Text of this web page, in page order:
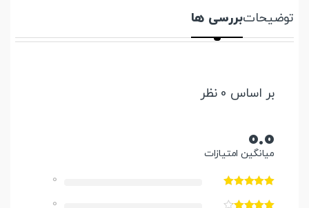
توضیحاتبررسی ها
بر اساس 0 نظر
0.0
میانگین امتیازات
0
0